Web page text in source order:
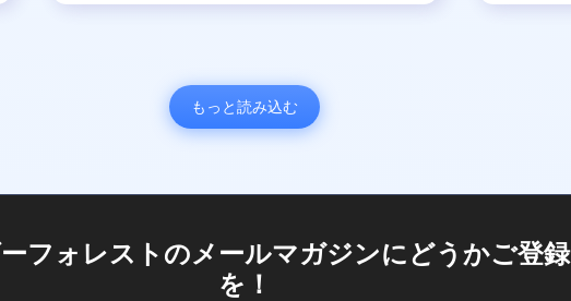
もっと読み込む
フォレストのメールマガジンにどうかご登録
を！